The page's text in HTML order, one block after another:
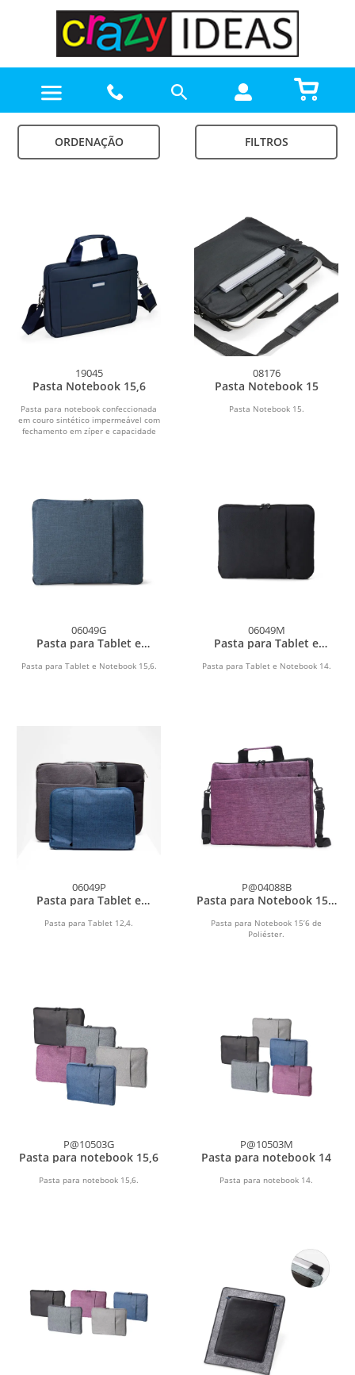
ORDENAÇÃO FILTROS
19045
Pasta Notebook 15,6
Pasta para notebook confeccionada
em couro sintético impermeável com
fechamento em zíper e capacidade
08176
Pasta Notebook 15
Pasta Notebook 15.
06049G
Pasta para Tablet e
Pasta para Tablet e Notebook 15,6.
06049M
Pasta para Tablet e
Pasta para Tablet e Notebook 14.
06049P
Pasta para Tablet e
Pasta para Tablet 12,4.
P@04088B
Pasta para Notebook 15’6
Pasta para Notebook 15’6 de
Poliéster.
P@10503G
Pasta para notebook 15,6
Pasta para notebook 15,6.
P@10503M
Pasta para notebook 14
Pasta para notebook 14.